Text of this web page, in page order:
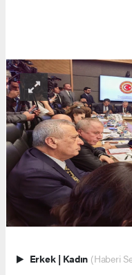
Erkek | Kadın (Haberi